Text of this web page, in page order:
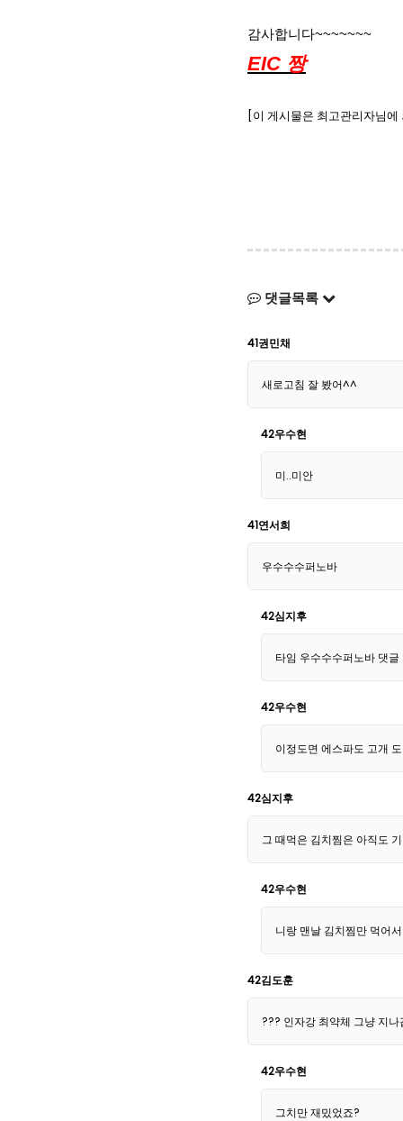
감사합니다~~~~~~~
EIC 짱
[이 게시물은 최고관리자님
댓글목록
41권민채
새로고침 잘 봤어^^
42우수현
미..미안
41연서희
우수수수퍼노바
42심지후
타임 우수수수퍼노바 댓
42우수현
이정도면 에스파도 고개
42심지후
그 때먹은 김치찜은 아직도
42우수현
니랑 맨날 김치찜만 먹어
42김도훈
??? 인자강 최약체 그냥 지나
42우수현
그치만 재밌었죠?